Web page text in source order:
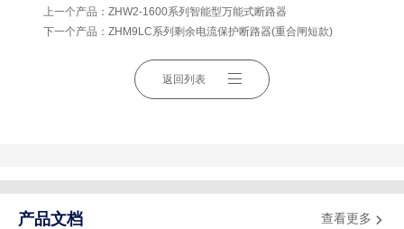
上一个产品：ZHW2-1600系列智能型万能式断路器
下一个产品：ZHM9LC系列剩余电流保护断路器(重合闸短款)
返回列表
产品文档 查看更多 